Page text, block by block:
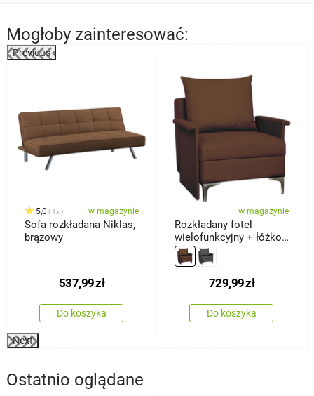
Mogłoby zainteresować:
Previous
5,0 1x w magazynie
Sofa rozkładana Niklas,
brązowy
537,99zł
Do koszyka
w magazynie
Rozkładany fotel
wielofunkcyjny + łóżko
Baron, brązowy
729,99zł
Do koszyka
Next
Ostatnio oglądane